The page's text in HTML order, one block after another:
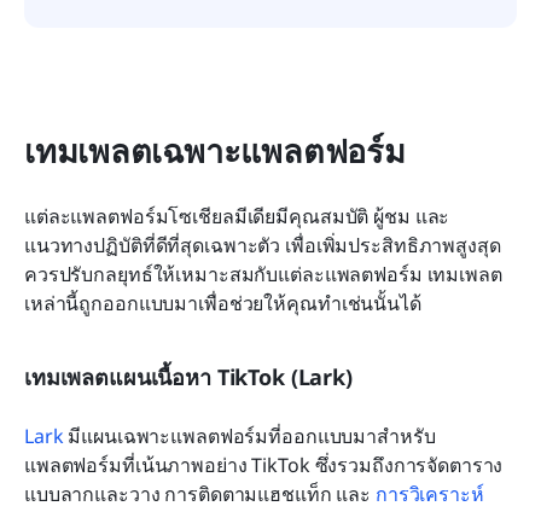
เทมเพลตเฉพาะแพลตฟอร์ม
แต่ละแพลตฟอร์มโซเชียลมีเดียมีคุณสมบัติ ผู้ชม และ
แนวทางปฏิบัติที่ดีที่สุดเฉพาะตัว เพื่อเพิ่มประสิทธิภาพสูงสุด
ควรปรับกลยุทธ์ให้เหมาะสมกับแต่ละแพลตฟอร์ม เทมเพลต
เหล่านี้ถูกออกแบบมาเพื่อช่วยให้คุณทำเช่นนั้นได้
เทมเพลตแผนเนื้อหา TikTok (Lark)
Lark มีแผนเฉพาะแพลตฟอร์มที่ออกแบบมาสำหรับ
แพลตฟอร์มที่เน้นภาพอย่าง TikTok ซึ่งรวมถึงการจัดตาราง
แบบลากและวาง การติดตามแฮชแท็ก และ การวิเคราะห์